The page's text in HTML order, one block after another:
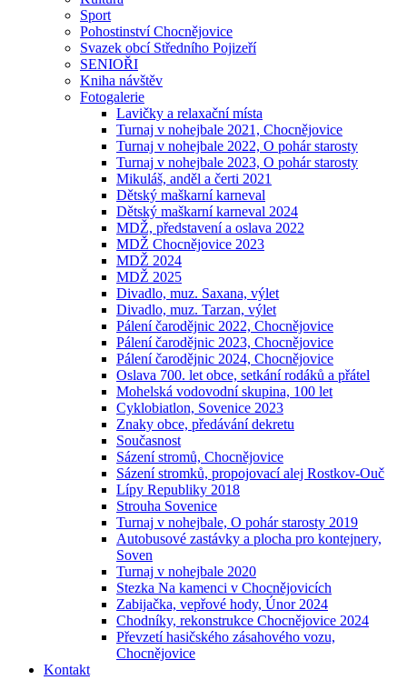
Sport
Pohostinství Chocnějovice
Svazek obcí Středního Pojizeří
SENIOŘI
Kniha návštěv
Fotogalerie
Lavičky a relaxační místa
Turnaj v nohejbale 2021, Chocnějovice
Turnaj v nohejbale 2022, O pohár starosty
Turnaj v nohejbale 2023, O pohár starosty
Mikuláš, anděl a čerti 2021
Dětský maškarní karneval
Dětský maškarní karneval 2024
MDŽ, představení a oslava 2022
MDŽ Chocnějovice 2023
MDŽ 2024
MDŽ 2025
Divadlo, muz. Saxana, výlet
Divadlo, muz. Tarzan, výlet
Pálení čarodějnic 2022, Chocnějovice
Pálení čarodějnic 2023, Chocnějovice
Pálení čarodějnic 2024, Chocnějovice
Oslava 700. let obce, setkání rodáků a přátel
Mohelská vodovodní skupina, 100 let
Cyklobiatlon, Sovenice 2023
Znaky obce, předávání dekretu
Současnost
Sázení stromů, Chocnějovice
Sázení stromků, propojovací alej Rostkov-Ouč
Lípy Republiky 2018
Strouha Sovenice
Turnaj v nohejbale, O pohár starosty 2019
Autobusové zastávky a plocha pro kontejnery,
Soven
Turnaj v nohejbale 2020
Stezka Na kamenci v Chocnějovicích
Zabijačka, vepřové hody, Únor 2024
Chodníky, rekonstrukce Chocnějovice 2024
Převzetí hasičského zásahového vozu,
Chocnějovice
Kontakt